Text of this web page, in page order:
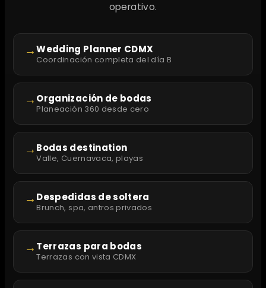
operativo.
→Wedding Planner CDMX
Coordinación completa del día B
→ Organización de bodas
Planeación 360 desde cero
→ Bodas destination
Valle, Cuernavaca, playas
→ Despedidas de soltera
Brunch, spa, antros privados
→ Terrazas para bodas
Terrazas con vista CDMX